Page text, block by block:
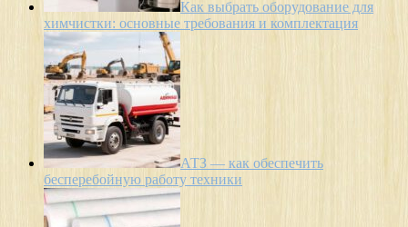
Как выбрать оборудование для
химчистки: основные требования и комплектация
АТЗ — как обеспечить
бесперебойную работу техники